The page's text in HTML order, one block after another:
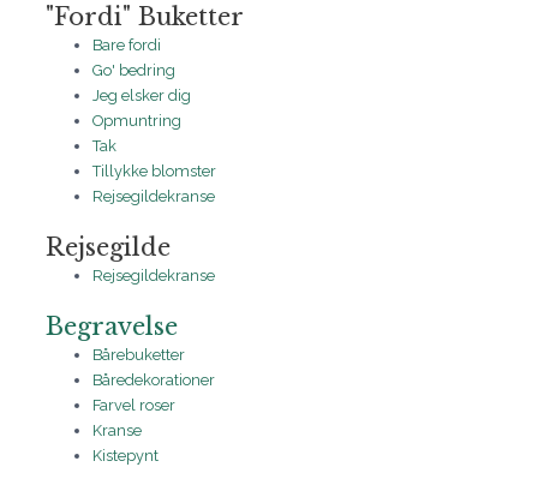
"Fordi" Buketter
Bare fordi
Go' bedring
Jeg elsker dig
Opmuntring
Tak
Tillykke blomster
Rejsegildekranse
Rejsegilde
Rejsegildekranse
Begravelse
Bårebuketter
Båredekorationer
Farvel roser
Kranse
Kistepynt